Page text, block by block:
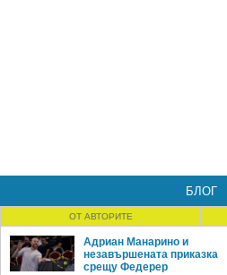
БЛОГ
ОТ АВТОРИТЕ
Адриан Манарино и
незавършената приказка
срещу Федерер